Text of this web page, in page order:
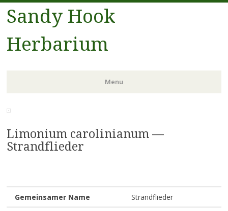
Sandy Hook
Herbarium
Menu
Skip to content
Limonium carolinianum —
Strandflieder
Gemeinsamer Name Strandflieder